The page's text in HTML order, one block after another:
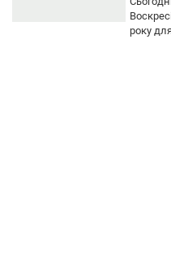
року